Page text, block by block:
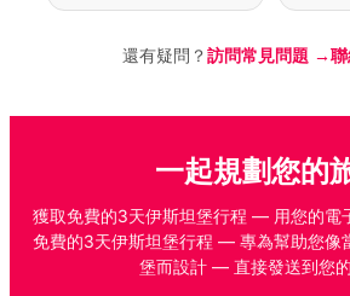
還有疑問？訪問常見問題 →
一起規劃您的
獲取免費的3天伊斯坦堡行程 — 用您的電
免費的3天伊斯坦堡行程 — 專為幫助您像
堡而設計 — 直接發送到您的